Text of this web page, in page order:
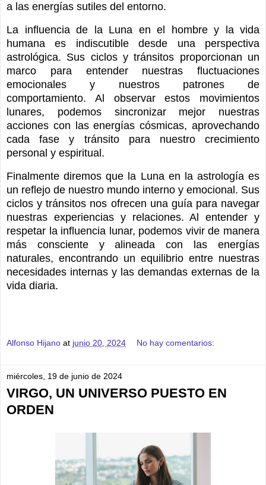
a las energías sutiles del entorno.
La influencia de la Luna en el hombre y la vida
humana es indiscutible desde una perspectiva
astrológica. Sus ciclos y tránsitos proporcionan un
marco para entender nuestras fluctuaciones
emocionales y nuestros patrones de
comportamiento. Al observar estos movimientos
lunares, podemos sincronizar mejor nuestras
acciones con las energías cósmicas, aprovechando
cada fase y tránsito para nuestro crecimiento
personal y espiritual.
Finalmente diremos que la Luna en la astrología es
un reflejo de nuestro mundo interno y emocional. Sus
ciclos y tránsitos nos ofrecen una guía para navegar
nuestras experiencias y relaciones. Al entender y
respetar la influencia lunar, podemos vivir de manera
más consciente y alineada con las energías
naturales, encontrando un equilibrio entre nuestras
necesidades internas y las demandas externas de la
vida diaria.
Alfonso Hijano at junio 20, 2024 No hay comentarios:
miércoles, 19 de junio de 2024
VIRGO, UN UNIVERSO PUESTO EN
ORDEN